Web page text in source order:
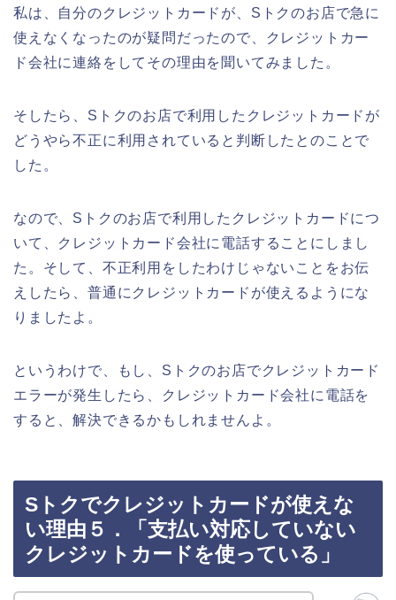
私は、自分のクレジットカードが、Sトクのお店で急に
使えなくなったのが疑問だったので、クレジットカー
ド会社に連絡をしてその理由を聞いてみました。
そしたら、Sトクのお店で利用したクレジットカードが
どうやら不正に利用されていると判断したとのことで
した。
なので、Sトクのお店で利用したクレジットカードにつ
いて、クレジットカード会社に電話することにしまし
た。そして、不正利用をしたわけじゃないことをお伝
えしたら、普通にクレジットカードが使えるようにな
りましたよ。
というわけで、もし、Sトクのお店でクレジットカード
エラーが発生したら、クレジットカード会社に電話を
すると、解決できるかもしれませんよ。
Sトクでクレジットカードが使えな
い理由５．「支払い対応していない
クレジットカードを使っている」